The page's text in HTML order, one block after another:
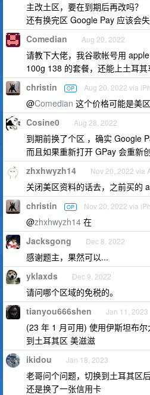
主改土区，要在到期后再改吗？
还有换完区 Google Pay 应该会
Comedian Aug 20, 2022
请教下大佬，我谷歌帐号用
100g 138 的套餐，还能上土耳其
christin OP Aug 20, 2022 via
@Comedian 这个价格可能是美
Cosine0 Aug 28, 2022
到期前换了个区 ，确实 Google
而且如果重新打开 GPay 会重新
zhxhwyzh14 Nov 20, 2022 via
关闭美区资料的话去，之前买的
christin OP Nov 20, 2022 via
@zhxhwyzh14 在
Jacksgong Dec 8, 2022
感谢题主，果然可以...
yklaxds Dec 9, 2022
请问哪个区域的免税的。
tianyou666shen Jan 11, 2023
(23 年 1 月可用) 使用伊斯坦布
到土耳其区 美滋滋
ikidou Jan 18, 2023
老哥问个问题，切换到土耳其区
还是换了一张信用卡